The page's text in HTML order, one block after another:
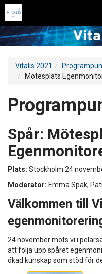
Vitalis 2021
Mötesplats
Spår:
Plats: Stockholm 24
Moderator: Emma Spak,
Välkommen till
24 november möts vi i
att följa upp spåret
ökad kunskap som stöd för